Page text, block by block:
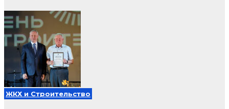
ЖКХ и Строительство